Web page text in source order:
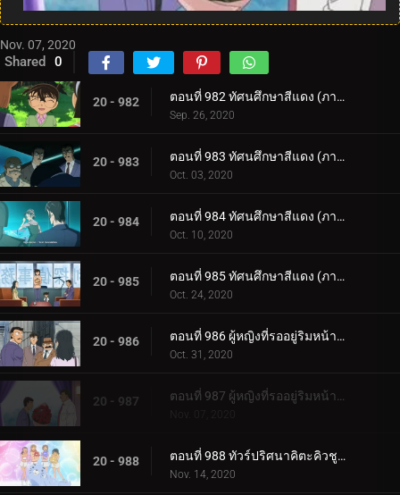
Nov. 07, 2020
Shared 0
20 - 982 ตอนที่ 982 ทัศนศึกษาสีแดง (ภาคสีแดงก่ำ) (ตอนแรก)
Sep. 26, 2020
20 - 983 ตอนที่ 983 ทัศนศึกษาสีแดง (ภาคสีแดงก่ำ) (ตอนจบ)
Oct. 03, 2020
20 - 984 ตอนที่ 984 ทัศนศึกษาสีแดง (ภาครักสีแดง) (ตอนแรก)
Oct. 10, 2020
20 - 985 ตอนที่ 985 ทัศนศึกษาสีแดง (ภาครักสีแดง) (ตอนจบ)
Oct. 24, 2020
20 - 986 ตอนที่ 986 ผู้หญิงที่รออยู่ริมหน้าต่าง (ตอนแรก)
Oct. 31, 2020
20 - 987 ตอนที่ 987 ผู้หญิงที่รออยู่ริมหน้าต่าง (ตอนจบ)
20 - 988 ตอนที่ 988 ทัวร์ปริศนาคิตะคิวชู (ภาคโคคุระ)
Nov. 14, 2020